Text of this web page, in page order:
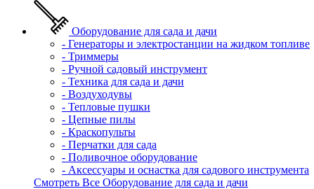
Оборудование для сада и дачи
- Генераторы и электростанции на жидком топливе
- Триммеры
- Ручной садовый инструмент
- Техника для сада и дачи
- Воздуходувы
- Тепловые пушки
- Цепные пилы
- Краскопульты
- Перчатки для сада
- Поливочное оборудование
- Аксессуары и оснастка для садового инструмента
Смотреть Все Оборудование для сада и дачи